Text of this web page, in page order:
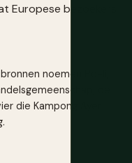
Europese bezoekers
noemen Po-li,
de
die Kampong Ayer